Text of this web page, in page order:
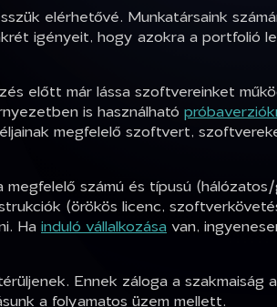
elérhetővé. Munkatársaink
igényeit, hogy azokra a portfolió
előtt már lássa szoftvereinket
is használható
megfelelő szoftvert,
számú és típusú
(örökös licenc,
Ha induló vállalkozása van,
Ennek záloga a szakmaiság a
a folyamatos üzem mellett.